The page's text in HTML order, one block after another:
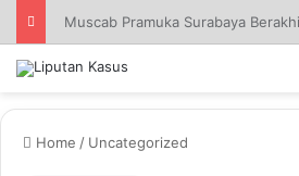
Home / Uncategorized